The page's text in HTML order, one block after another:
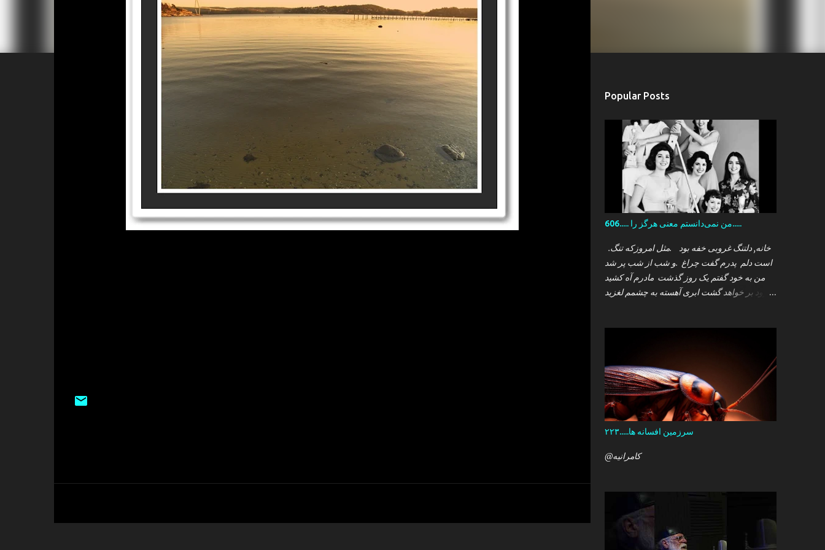
Popular Posts
606..... من نمی‌دانستم معنی هرگز را.....
.خانه, دلتنگ غروبی خفه بود .مثل امروزکه تنگ
است دلم پدرم گفت چراغ .و شب از شب پر شد
من به خود گفتم یک روز گذشت مادرم آه کشید
.زود بر خواهد گشت ابری آهسته به چشمم لغزید
سرزمین افسانه ها.....۲۲۳
@کامرانیه